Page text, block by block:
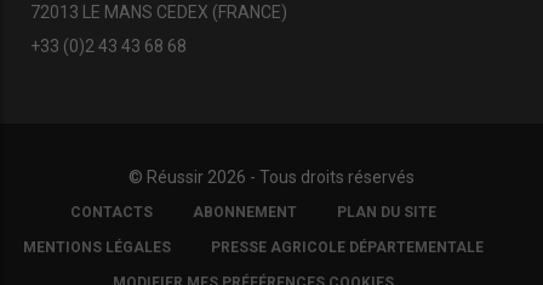
72013 LE MANS CEDEX (FRANCE)
+33 (0)2 43 43 68 68
© Réussir 2026 - Tous droits réservés
FOOTER
COPYRIGHT
CONTACTS ABONNEMENT PLAN DU SITE
MENTIONS LÉGALES PRESSE AGRICOLE DÉPARTEMENTALE